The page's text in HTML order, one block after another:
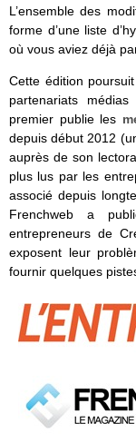
L’ensemble des
forme d’une liste
où vous aviez déjà
Cette édition
partenariats
premier publie les
depuis début 2012
auprès de son
plus lus par les
associé depuis
Frenchweb a
entrepreneurs de
exposent leur
fournir quelques